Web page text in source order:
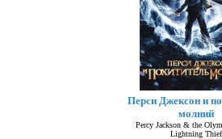
Перси Джексон и
молний
Percy Jackson & the
Lightning Thief